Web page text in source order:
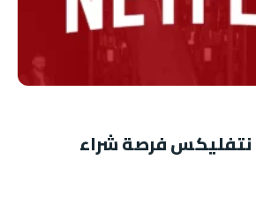
فرصة شراء